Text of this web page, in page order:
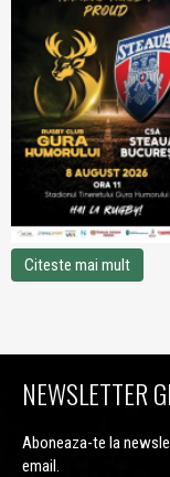
Citeste mai mult
NEWSLETTER
Aboneaza-te la
email.